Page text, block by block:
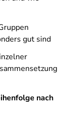
gut sind
nach